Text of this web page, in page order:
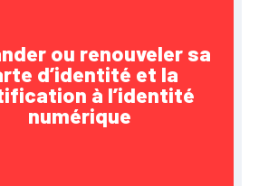
ou renouveler sa
d’identité et la
à l’identité
numérique